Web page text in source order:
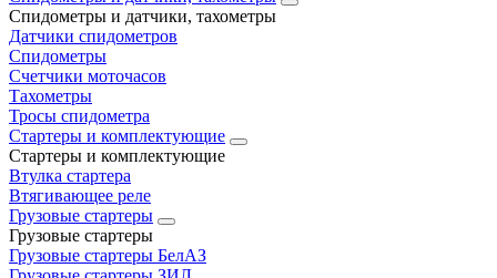
Спидометры и датчики, тахометры
Датчики спидометров
Спидометры
Счетчики моточасов
Тахометры
Тросы спидометра
Стартеры и комплектующие
Стартеры и комплектующие
Втулка стартера
Втягивающее реле
Грузовые стартеры
Грузовые стартеры
Грузовые стартеры БелАЗ